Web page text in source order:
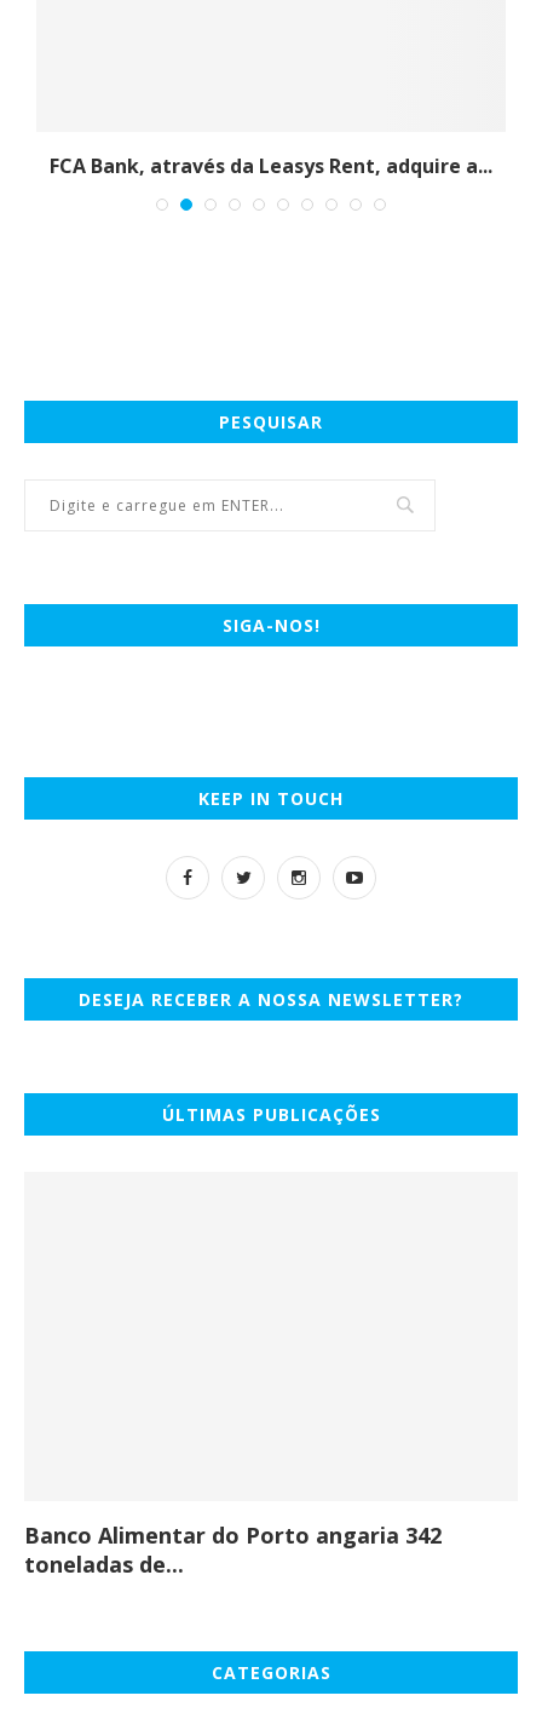
FCA Bank, através da Leasys Rent, adquire a...
PESQUISAR
SIGA-NOS!
KEEP IN TOUCH
DESEJA RECEBER A NOSSA NEWSLETTER?
ÚLTIMAS PUBLICAÇÕES
Banco Alimentar do Porto angaria 342
toneladas de...
CATEGORIAS